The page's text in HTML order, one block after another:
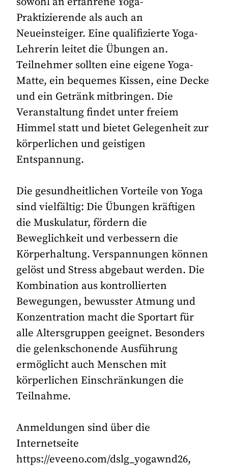
Praktizierende als auch an
Neueinsteiger. Eine qualifizierte Yoga-
Lehrerin leitet die Übungen an.
Teilnehmer sollten eine eigene Yoga-
Matte, ein bequemes Kissen, eine Decke
und ein Getränk mitbringen. Die
Veranstaltung findet unter freiem
Himmel statt und bietet Gelegenheit zur
körperlichen und geistigen
Entspannung.
Die gesundheitlichen Vorteile von Yoga
sind vielfältig: Die Übungen kräftigen
die Muskulatur, fördern die
Beweglichkeit und verbessern die
Körperhaltung. Verspannungen können
gelöst und Stress abgebaut werden. Die
Kombination aus kontrollierten
Bewegungen, bewusster Atmung und
Konzentration macht die Sportart für
alle Altersgruppen geeignet. Besonders
die gelenkschonende Ausführung
ermöglicht auch Menschen mit
körperlichen Einschränkungen die
Teilnahme.
Anmeldungen sind über die
Internetseite
https://eveeno.com/dslg_yogawnd26,